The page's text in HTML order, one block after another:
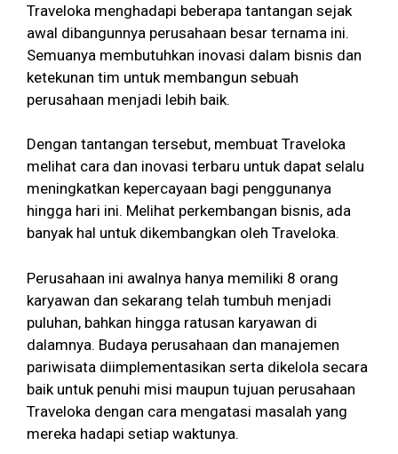
Traveloka menghadapi beberapa tantangan sejak
awal dibangunnya perusahaan besar ternama ini.
Semuanya membutuhkan inovasi dalam bisnis dan
ketekunan tim untuk membangun sebuah
perusahaan menjadi lebih baik.
Dengan tantangan tersebut, membuat Traveloka
melihat cara dan inovasi terbaru untuk dapat selalu
meningkatkan kepercayaan bagi penggunanya
hingga hari ini. Melihat perkembangan bisnis, ada
banyak hal untuk dikembangkan oleh Traveloka.
Perusahaan ini awalnya hanya memiliki 8 orang
karyawan dan sekarang telah tumbuh menjadi
puluhan, bahkan hingga ratusan karyawan di
dalamnya. Budaya perusahaan dan manajemen
pariwisata diimplementasikan serta dikelola secara
baik untuk penuhi misi maupun tujuan perusahaan
Traveloka dengan cara mengatasi masalah yang
mereka hadapi setiap waktunya.